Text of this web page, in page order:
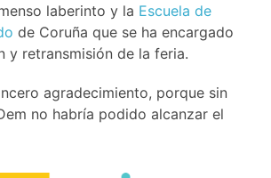
laberinto y la Escuela de
de Coruña que se ha encargado
y retransmisión de la feria.
agradecimiento, porque sin
no habría podido alcanzar el